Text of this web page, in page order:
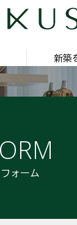
新築
ォーム